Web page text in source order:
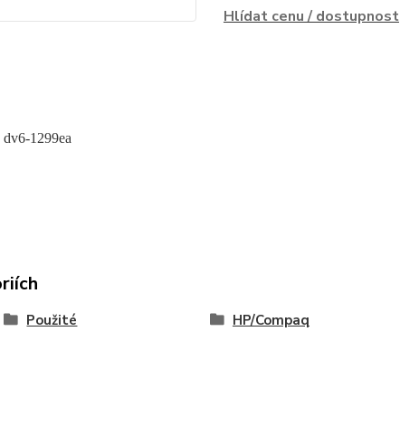
Hlídat cenu / dostupnost
1299ea
Použité HP/Compaq